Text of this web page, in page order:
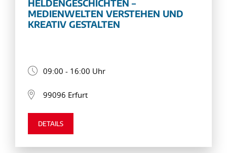
HELDENGESCHICHTEN –
MEDIENWELTEN VERSTEHEN UND
KREATIV GESTALTEN
09:00 - 16:00 Uhr
99096 Erfurt
DETAILS